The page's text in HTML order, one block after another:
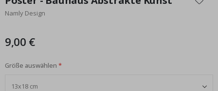
der
Bildgalerie
Namly Design
9,00 €
Größe auswählen